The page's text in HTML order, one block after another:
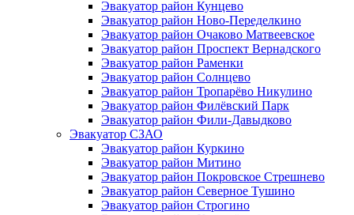
Эвакуатор район Кунцево
Эвакуатор район Ново-Переделкино
Эвакуатор район Очаково Матвеевское
Эвакуатор район Проспект Вернадского
Эвакуатор район Раменки
Эвакуатор район Солнцево
Эвакуатор район Тропарёво Никулино
Эвакуатор район Филёвский Парк
Эвакуатор район Фили-Давыдково
Эвакуатор СЗАО
Эвакуатор район Куркино
Эвакуатор район Митино
Эвакуатор район Покровское Стрешнево
Эвакуатор район Северное Тушино
Эвакуатор район Строгино